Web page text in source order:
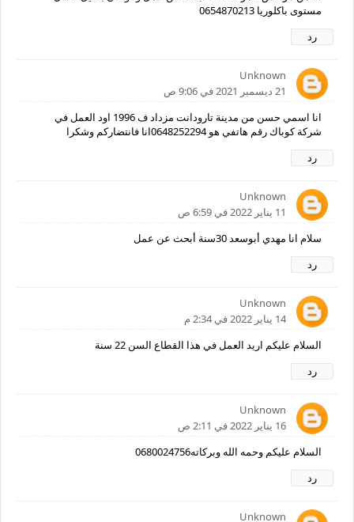
مستوى باكلوريا 0654870213
رد
Unknown
21 ديسمبر 2021 في 9:06 ص
انا اسمي حسن من مدينة تارودانت مزداد ف 1996 اود العمل في
شركة كوباك رقم هاتفي هو 0648252294انا فانتضاركم وشكرا
رد
Unknown
11 يناير 2022 في 6:59 ص
سلام انا مهدي أبوسعد 30سنة أبحث عن عمل
رد
Unknown
14 يناير 2022 في 2:34 م
السلام عليكم اريد العمل في هذا القطاع السن 22 سنة
رد
Unknown
16 يناير 2022 في 2:11 ص
السلام عليكم وحمه الله وبركاته0680024756
رد
Unknown